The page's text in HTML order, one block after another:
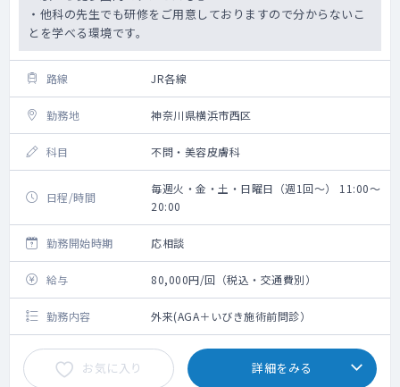
・他科の先生でも研修をご用意しておりますので分からないこ
とを学べる環境です。
路線 JR各線
勤務地 神奈川県横浜市西区
科目 不問・美容皮膚科
日程/時間
毎週火・金・土・日曜日（週1回～） 11:00～
20:00
勤務開始時期 応相談
給与 80,000円/回（税込・交通費別）
勤務内容 外来(AGA＋いびき施術前問診）
お気に入り 詳細をみる